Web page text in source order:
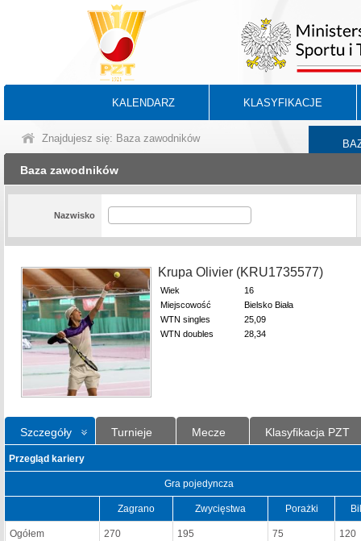
KALENDARZ KLASYFIKACJE
Znajdujesz się: Baza zawodników
Baza zawodników
Nazwisko
Krupa Olivier (KRU1735577)
Wiek
16
Miejscowość
Bielsko Biała
WTN singles
25,09
WTN doubles
28,34
Szczegóły Turnieje Mecze Klasyfikacja PZT
Przegląd kariery
Gra pojedyncza
Zagrano Zwycięstwa Porażki
Ogółem 270 195 75 120